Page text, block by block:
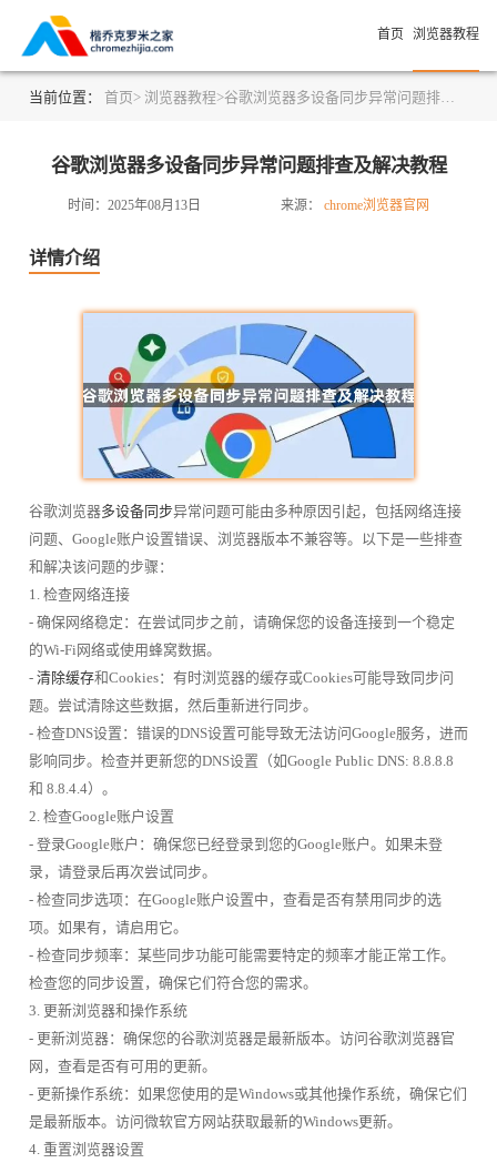
首页 浏览器教程
当前位置： 首页> 浏览器教程>谷歌浏览器多设备同步异常问题排查及解决教程
谷歌浏览器多设备同步异常问题排查及解决教程
时间：2025年08月13日 来源： chrome浏览器官网
详情介绍
谷歌浏览器多设备同步异常问题可能由多种原因引起，包括网络连接
问题、Google账户设置错误、浏览器版本不兼容等。以下是一些排查
和解决该问题的步骤：
1. 检查网络连接
- 确保网络稳定：在尝试同步之前，请确保您的设备连接到一个稳定
的Wi-Fi网络或使用蜂窝数据。
- 清除缓存和Cookies：有时浏览器的缓存或Cookies可能导致同步问
题。尝试清除这些数据，然后重新进行同步。
- 检查DNS设置：错误的DNS设置可能导致无法访问Google服务，进而
影响同步。检查并更新您的DNS设置（如Google Public DNS: 8.8.8.8
和 8.8.4.4）。
2. 检查Google账户设置
- 登录Google账户：确保您已经登录到您的Google账户。如果未登
录，请登录后再次尝试同步。
- 检查同步选项：在Google账户设置中，查看是否有禁用同步的选
项。如果有，请启用它。
- 检查同步频率：某些同步功能可能需要特定的频率才能正常工作。
检查您的同步设置，确保它们符合您的需求。
3. 更新浏览器和操作系统
- 更新浏览器：确保您的谷歌浏览器是最新版本。访问谷歌浏览器官
网，查看是否有可用的更新。
- 更新操作系统：如果您使用的是Windows或其他操作系统，确保它们
是最新版本。访问微软官方网站获取最新的Windows更新。
4. 重置浏览器设置